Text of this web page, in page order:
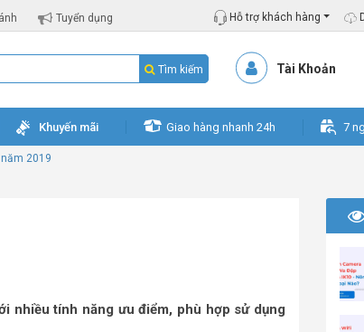
Tuyển dụng Hỗ trợ khách hàng
Tìm kiếm Tài Khoản
Khuyến mãi Giao hàng nhanh 24h 7
2019
nhiều tính năng ưu điểm, phù hợp sử dụng